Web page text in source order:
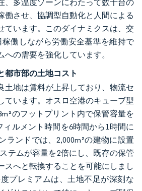
、多温度ゾーンにわたって数千台の
働させ、協調型自動化と人間による
ています。このダイナミクスは、交
稼働しながら労働安全基準を維持で
への需要を強化しています。
都市部の土地コスト
土地は賃料が上昇しており、物流セ
ています。オスロ空港のキューブ型
のフットプリント内で保管容量を
ィルメント時間を6時間から1時間に
ランドでは、2,000m²の建物に設置
テムが容量を2倍にし、既存の保管
スへと転換することを可能にしまし
プレミアムは、土地不足が深刻な